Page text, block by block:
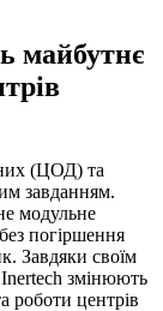
майбутнє
(ЦОД) та
завданням.
модульне
погіршення
Завдяки своїм
змінюють
роботи центрів